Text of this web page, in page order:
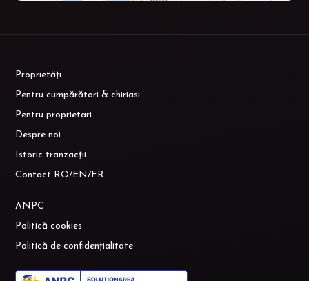
Proprietăți
Pentru cumpărători & chiriasi
Pentru proprietari
Despre noi
Istoric tranzacții
Contact RO/EN/FR
ANPC
Politică cookies
Politică de confidențialitate